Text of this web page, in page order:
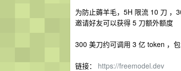
为防止薅羊毛，5H 限流 10 刀 ，
邀请好友可以获得 5 刀额外额度
300 美刀约可调用 3 亿 token ，
链接： https://freemodel.dev